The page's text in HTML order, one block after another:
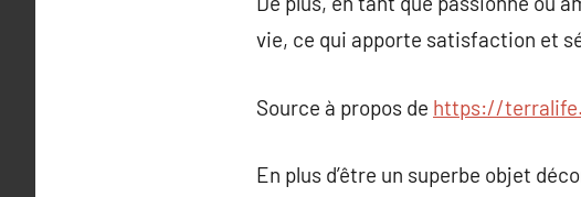
vie, ce qui apporte satisfaction et
Source à propos de https://
En plus d’être un superbe objet